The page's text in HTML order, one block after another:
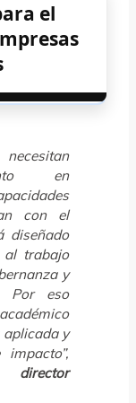
el
en
con el
diseñado
trabajo
y
Por eso
y
director